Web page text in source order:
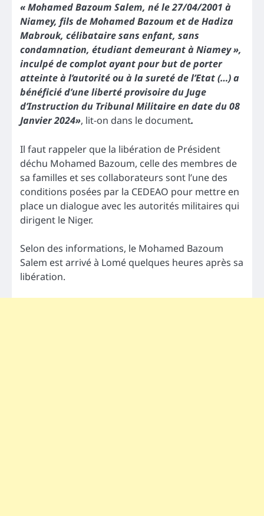
« Mohamed Bazoum Salem, né le 27/04/2001 à
Niamey, fils de Mohamed Bazoum et de Hadiza
Mabrouk, célibataire sans enfant, sans
condamnation, étudiant demeurant à Niamey »,
inculpé de complot ayant pour but de porter
atteinte à l’autorité ou à la sureté de l’Etat (…) a
bénéficié d’une liberté provisoire du Juge
d’Instruction du Tribunal Militaire en date du 08
Janvier 2024», lit-on dans le document.
Il faut rappeler que la libération de Président
déchu Mohamed Bazoum, celle des membres de
sa familles et ses collaborateurs sont l’une des
conditions posées par la CEDEAO pour mettre en
place un dialogue avec les autorités militaires qui
dirigent le Niger.
Selon des informations, le Mohamed Bazoum
Salem est arrivé à Lomé quelques heures après sa
libération.